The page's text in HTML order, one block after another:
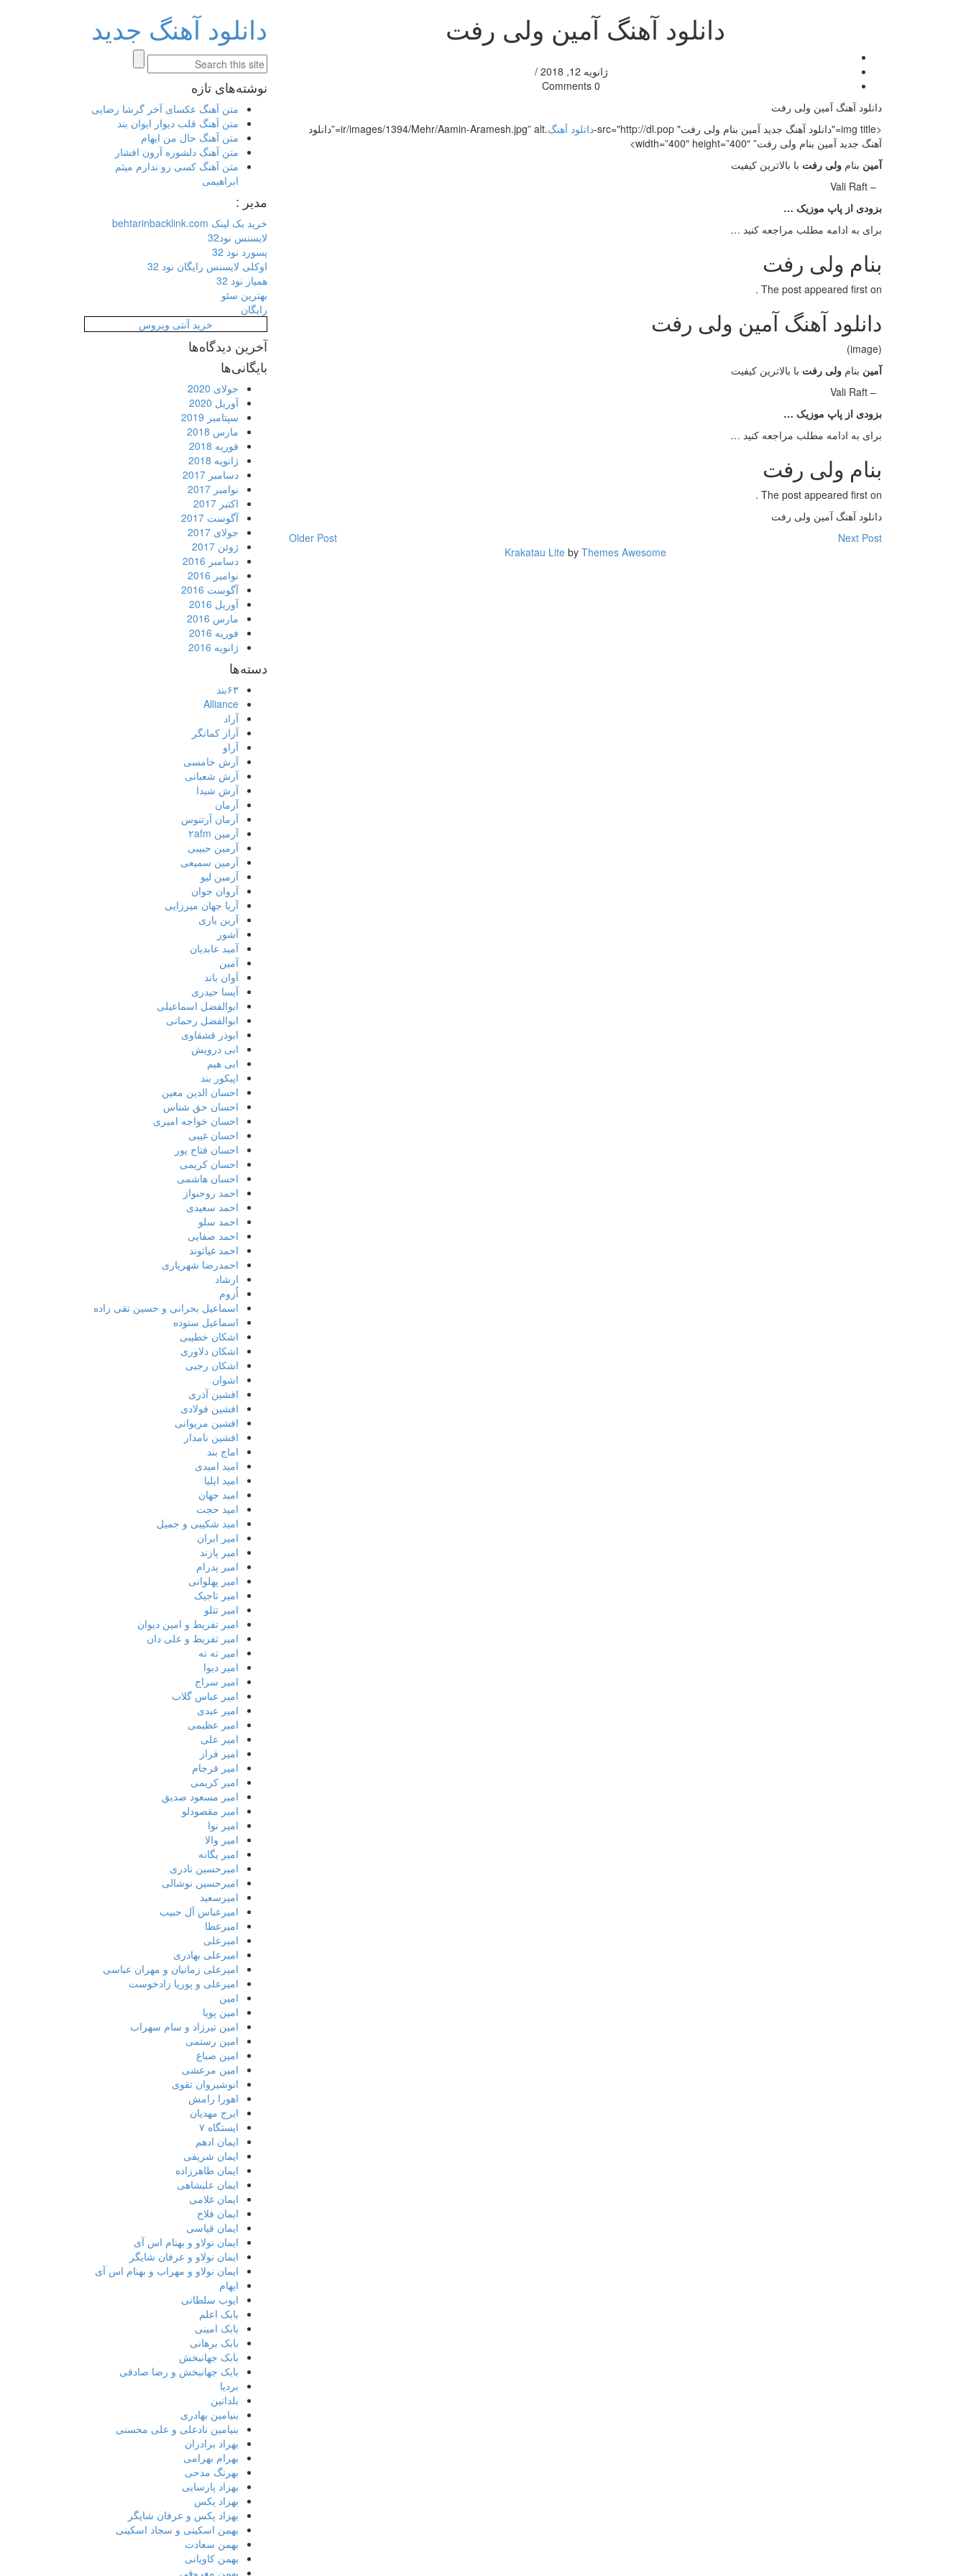
دانلود آهنگ جدید
نوشته‌های تازه
متن آهنگ عکسای آخر گرشا رضایی
متن آهنگ قلب دیوار ایوان بند
متن آهنگ حال من ایهام
متن آهنگ دلشوره آرون افشار
متن آهنگ کسی رو ندارم میثم
ابراهیمی
مدیر :
خرید بک لینک behtarinbacklink.com
لایسنس نود32
پسورد نود 32
اوکلی لایسنس رایگان نود 32
همیار نود 32
بهترین سئو
رایگان
خرید آنتی ویروس
آخرین دیدگاه‌ها
بایگانی‌ها
جولای 2020
آوریل 2020
سپتامبر 2019
مارس 2018
فوریه 2018
ژانویه 2018
دسامبر 2017
نوامبر 2017
اکتبر 2017
آگوست 2017
جولای 2017
ژوئن 2017
دسامبر 2016
نوامبر 2016
آگوست 2016
آوریل 2016
مارس 2016
فوریه 2016
ژانویه 2016
دسته‌ها
۶۳بند
Alliance
آراد
آراز کمانگر
آراو
آرش خامسی
آرش شعبانی
آرش شیدا
آرمان
آرمان آرتنوس
آرمین ۲afm
آرمین حبیبی
آرمین سمیعی
آرمین لیو
آروان جوان
آریا جهان میرزایی
آرین یاری
آشور
آمید عابدیان
آمین
آوان باند
آیسا حیدری
ابوالفضل اسماعیلی
ابوالفضل رحمانی
ابوذر قشقاوی
ابی درویش
ابی هیم
اپیکور بند
احسان الدین معین
احسان حق شناس
احسان خواجه امیری
احسان غیبی
احسان فتاح پور
احسان کریمی
احسان هاشمی
احمد روحنواز
احمد سعیدی
احمد سلو
احمد صفایی
احمد غیاثوند
احمدرضا شهریاری
ارشاد
اُزوم
اسماعیل بحرانی و حسین تقی زاده
اسماعیل ستوده
اشکان خطیبی
اشکان دلاوری
اشکان رجبی
اشوان
افشین آذری
افشین فولادی
افشین مریوانی
افشین نامدار
اماج بند
امید امیدی
امید ایلیا
امید جهان
امید حجت
امید شکیبی و جمیل
امیر ابران
امیر پازند
امیر پدرام
امیر پهلوانی
امیر تاجیک
امیر تتلو
امیر تفریط و امین دیوان
امیر تفریط و علی دان
امیر ته ته
امیر دیوا
امیر سراج
امیر عباس گلاب
امیر عبدی
امیر عظیمی
امیر علی
امیر فراز
امیر فرجام
امیر کریمی
امیر مسعود صدیق
امیر مقصودلو
امیر نوا
امیر والا
امیر یگانه
امیرحسین نادری
امیرحسین نوشالی
امیرسعید
امیرعباس آل حبیب
امیرعطا
امیرعلی
امیرعلی بهادری
امیرعلی زمانیان و مهران عباسی
امیرعلی و پوریا زادخوست
امین
امین پویا
امین تیرزاد و سام سهراب
امین رستمی
امین صباغ
امین مرعشی
انوشیروان تقوی
اهورا رامش
ایرج مهدیان
ایستگاه ۷
ایمان ادهم
ایمان شریفی
ایمان طاهرزاده
ایمان علیشاهی
ایمان غلامی
ایمان فلاح
ایمان قیاسی
ایمان نولاو و بهنام اس آی
ایمان نولاو و عرفان شایگر
ایمان نولاو و مهراب و بهنام اس آی
ایهام
ایوب سلطانی
بابک اعلم
بابک امینی
بابک برهانی
بابک جهانبخش
بابک جهانبخش و رضا صادقی
بردیا
بلدانین
بنیامین بهادری
بنیامین نادعلی و علی محسنی
بهراد برادران
بهرام بهرامی
بهرنگ مدحی
بهزاد پارسایی
بهزاد پکس
بهزاد پکس و عرفان شایگر
بهمن اسکینی و سجاد اسکینی
بهمن سعادت
بهمن کاویانی
بهمن معروفی
دانلود آهنگ آمین ولی رفت
ژانویه 12, 2018
/
0 Comments
دانلود آهنگ آمین ولی رفت
<img title="دانلود آهنگ جدید آمین بنام ولی رفت" src="http://dl.pop-
دانلود آهنگ
.ir/images/1394/Mehr/Aamin-Aramesh.jpg” alt=”دانلود
آهنگ جدید آمین بنام ولی رفت” width=”400″ height=”400″>
آمین بنام ولی رفت با بالاترین کیفیت
– Vali Raft
بزودی از پاپ موزیک …
برای به ادامه مطلب مراجعه کنید …
بنام ولی رفت
The post appeared first on .
دانلود آهنگ آمین ولی رفت
(image)
آمین بنام ولی رفت با بالاترین کیفیت
– Vali Raft
بزودی از پاپ موزیک …
برای به ادامه مطلب مراجعه کنید …
بنام ولی رفت
The post appeared first on .
دانلود آهنگ آمین ولی رفت
Older Post
Next Post
Krakatau Lite by Themes Awesome